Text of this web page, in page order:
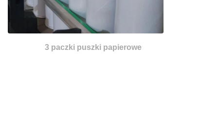
3 paczki puszki papierowe